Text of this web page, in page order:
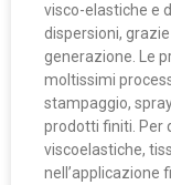
visco-elastiche e
dispersioni,
generazione. Le
moltissimi
stampaggio,
prodotti finiti. Per
viscoelastiche,
nell’applicazione